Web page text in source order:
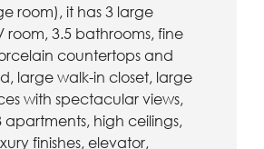
room), it has 3 large
room, 3.5 bathrooms, fine
countertops and
large walk-in closet, large
with spectacular views,
apartments, high ceilings,
finishes, elevator,